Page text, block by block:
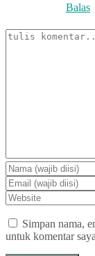
Balas
Simpan nama,
untuk komentar